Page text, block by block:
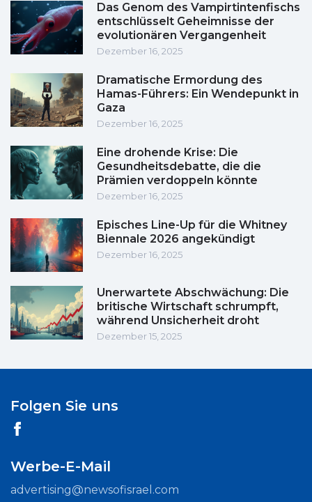
Das Genom des Vampirtintenfischs
entschlüsselt Geheimnisse der
evolutionären Vergangenheit
Dezember 16, 2025
Dramatische Ermordung des
Hamas-Führers: Ein Wendepunkt in
Gaza
Dezember 16, 2025
Eine drohende Krise: Die
Gesundheitsdebatte, die die
Prämien verdoppeln könnte
Dezember 16, 2025
Episches Line-Up für die Whitney
Biennale 2026 angekündigt
Dezember 16, 2025
Unerwartete Abschwächung: Die
britische Wirtschaft schrumpft,
während Unsicherheit droht
Dezember 15, 2025
Folgen Sie uns
Werbe-E-Mail
advertising@newsofisrael.com